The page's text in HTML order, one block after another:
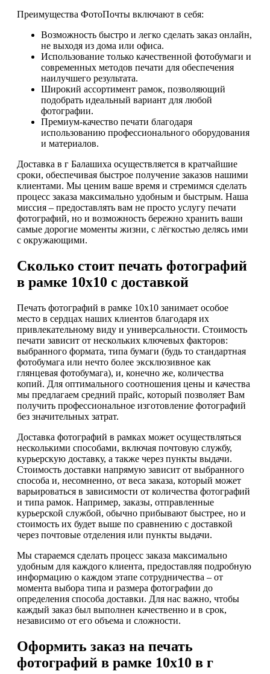
Преимущества ФотоПочты включают в себя:
Возможность быстро и легко сделать заказ онлайн,
не выходя из дома или офиса.
Использование только качественной фотобумаги и
современных методов печати для обеспечения
наилучшего результата.
Широкий ассортимент рамок, позволяющий
подобрать идеальный вариант для любой
фотографии.
Премиум-качество печати благодаря
использованию профессионального оборудования
и материалов.
Доставка в г Балашиха осуществляется в кратчайшие
сроки, обеспечивая быстрое получение заказов нашими
клиентами. Мы ценим ваше время и стремимся сделать
процесс заказа максимально удобным и быстрым. Наша
миссия – предоставлять вам не просто услугу печати
фотографий, но и возможность бережно хранить ваши
самые дорогие моменты жизни, с лёгкостью делясь ими
с окружающими.
Сколько стоит печать фотографий
в рамке 10х10 с доставкой
Печать фотографий в рамке 10х10 занимает особое
место в сердцах наших клиентов благодаря их
привлекательному виду и универсальности. Стоимость
печати зависит от нескольких ключевых факторов:
выбранного формата, типа бумаги (будь то стандартная
фотобумага или нечто более эксклюзивное как
глянцевая фотобумага), и, конечно же, количества
копий. Для оптимального соотношения цены и качества
мы предлагаем средний прайс, который позволяет Вам
получить профессиональное изготовление фотографий
без значительных затрат.
Доставка фотографий в рамках может осуществляться
несколькими способами, включая почтовую службу,
курьерскую доставку, а также через пункты выдачи.
Стоимость доставки напрямую зависит от выбранного
способа и, несомненно, от веса заказа, который может
варьироваться в зависимости от количества фотографий
и типа рамок. Например, заказы, отправленные
курьерской службой, обычно прибывают быстрее, но и
стоимость их будет выше по сравнению с доставкой
через почтовые отделения или пункты выдачи.
Мы стараемся сделать процесс заказа максимально
удобным для каждого клиента, предоставляя подробную
информацию о каждом этапе сотрудничества – от
момента выбора типа и размера фотографии до
определения способа доставки. Для нас важно, чтобы
каждый заказ был выполнен качественно и в срок,
независимо от его объема и сложности.
Оформить заказ на печать
фотографий в рамке 10х10 в г